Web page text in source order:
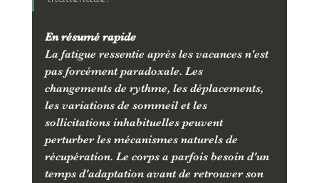
En résumé rapide
La fatigue ressentie après les vacances n'est
pas forcément paradoxale. Les
changements de rythme, les déplacements,
les variations de sommeil et les
sollicitations inhabituelles peuvent
perturber les mécanismes naturels de
récupération. Le corps a parfois besoin d'un
temps d'adaptation avant de retrouver son